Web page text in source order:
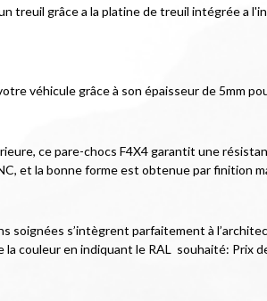
treuil grâce a la platine de treuil intégrée a
véhicule grâce à son épaisseur de 5mm
ce pare-chocs F4X4 garantit une
et la bonne forme est obtenue par finition
s’intègrent parfaitement à
couleur en indiquant le RAL  souhaité: Prix